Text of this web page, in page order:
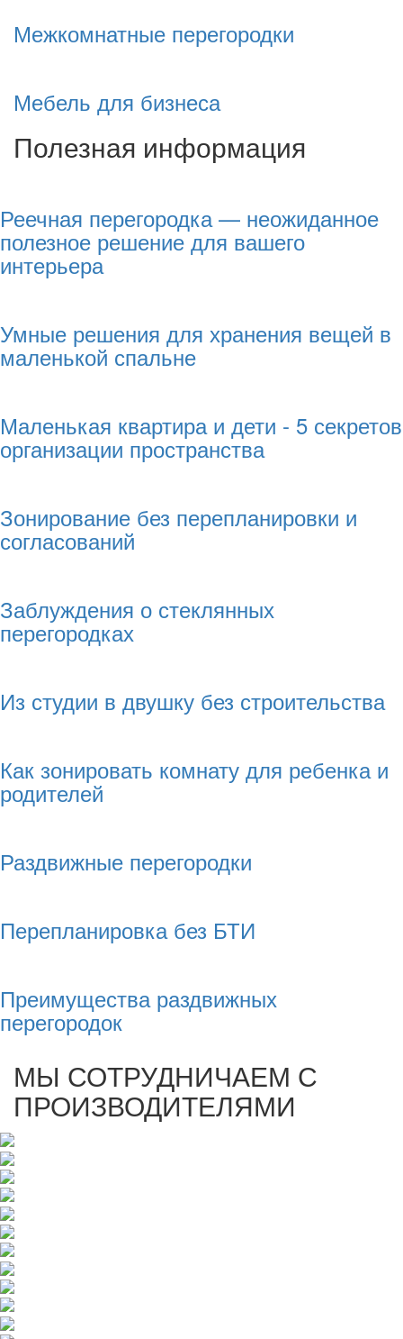
Межкомнатные перегородки
Мебель для бизнеса
Полезная информация
Реечная перегородка — неожиданное
полезное решение для вашего
интерьера
Умные решения для хранения вещей в
маленькой спальне
Маленькая квартира и дети - 5 секретов
организации пространства
Зонирование без перепланировки и
согласований
Заблуждения о стеклянных
перегородках
Из студии в двушку без строительства
Как зонировать комнату для ребенка и
родителей
Раздвижные перегородки
Перепланировка без БТИ
Преимущества раздвижных
перегородок
МЫ СОТРУДНИЧАЕМ С
ПРОИЗВОДИТЕЛЯМИ